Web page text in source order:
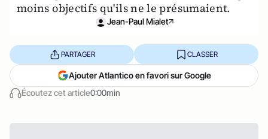
moins objectifs qu'ils ne le présumaient.
Jean-Paul Mialet
Écoutez cet article0:00min
PARTAGER CLASSER
Ajouter Atlantico en favori sur Google